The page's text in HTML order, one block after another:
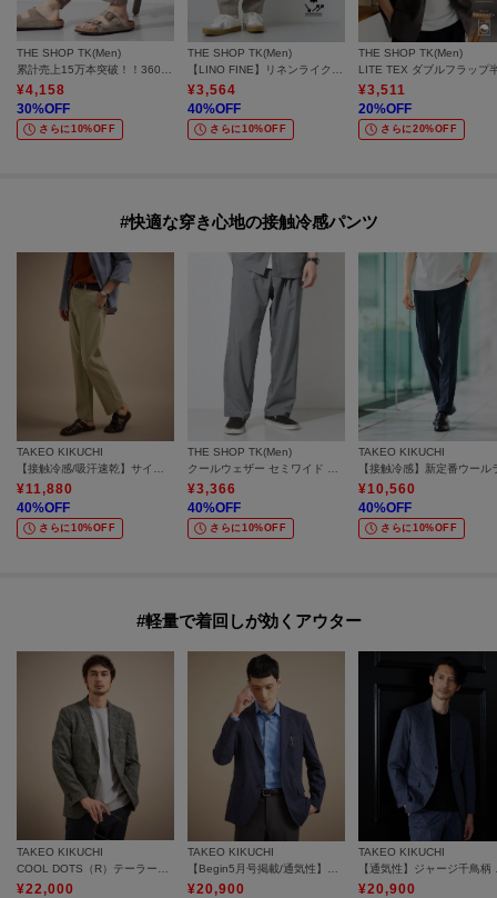
THE SHOP TK(Men)
¥4,158
30%OFF
さらに10%OFF
THE SHOP TK(Men)
¥3,564
40%OFF
さらに10%OFF
THE SHOP TK(Men)
¥3,511
20%OFF
さらに20%OFF
#快適な穿き心地の接触冷感パンツ
TAKEO KIKUCHI
【接触冷感/吸汗速乾】サイドゴアウエスト ストレートパンツ
¥11,880
40%OFF
さらに10%OFF
THE SHOP TK(Men)
クールウェザー セミワイド イージーパンツ 接触冷感／洗濯機OK／ベルト要らず／セットアップ可
¥3,366
40%OFF
さらに10%OFF
TAKEO KIKUCHI
¥10,560
40%OFF
さらに10%OFF
#軽量で着回しが効くアウター
TAKEO KIKUCHI
¥22,000
TAKEO KIKUCHI
¥20,900
TAKEO KIKUCHI
¥20,900